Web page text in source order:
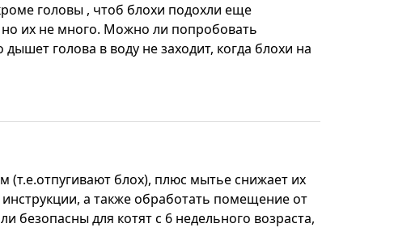
головы , чтоб блохи подохли еще
их не много. Можно ли попробовать
голова в воду не заходит, когда блохи на
(т.е.отпугивают блох), плюс мытье снижает их
а также обработать помещение от
безопасны для котят с 6 недельного возраста,